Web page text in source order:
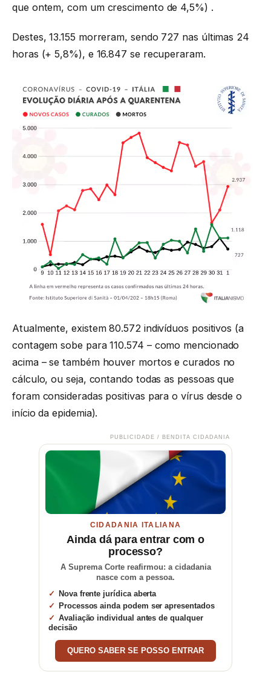
que ontem, com um crescimento de 4,5%) .
Destes, 13.155 morreram, sendo 727 nas últimas 24
horas (+ 5,8%), e 16.847 se recuperaram.
Atualmente, existem 80.572 indivíduos positivos (a
contagem sobe para 110.574 – como mencionado
acima – se também houver mortos e curados no
cálculo, ou seja, contando todas as pessoas que
foram consideradas positivas para o vírus desde o
início da epidemia).
PUBLICIDADE / BENDITA CIDADANIA
CIDADANIA ITALIANA
Ainda dá para entrar com o
processo?
A Suprema Corte reafirmou: a cidadania
nasce com a pessoa.
Nova frente jurídica aberta
Processos ainda podem ser apresentados
Avaliação individual antes de qualquer
decisão
QUERO SABER SE POSSO ENTRAR